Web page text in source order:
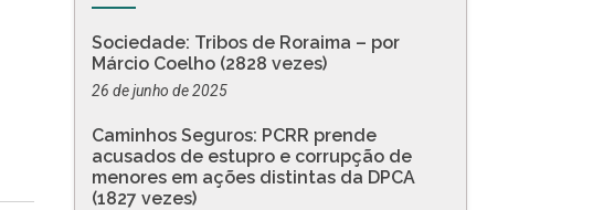
Sociedade: Tribos de Roraima – por
Márcio Coelho (2828 vezes)
26 de junho de 2025
Caminhos Seguros: PCRR prende
acusados de estupro e corrupção de
menores em ações distintas da DPCA
(1827 vezes)